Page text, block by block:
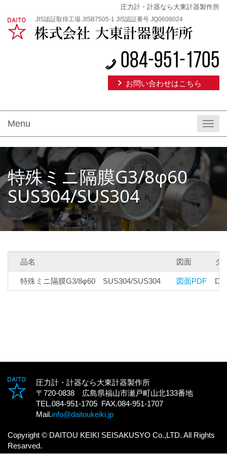
圧力計・計器なら大東計器製作所
JIS認証取得工場 JISB7505-1 JIS認証番号 JQ0608024
084-951-1705
お問い合わせはこちら
Menu
特殊ミニ隔膜G3/8φ60
SUS304/SUS304
品名 図面 タ
特殊ミニ隔膜G3/8φ60 SUS304/SUS304 図面PDF
圧力計・計器なら大東計器製作所
〒720-0838 広島県福山市瀬戸町山北133番地
TEL.084-951-1705 FAX.084-951-1707
Mail.info@daitoukeiki.jp
Copyright © DAITOU KEIKI SEISAKUSYO Co.,LTD. All Rights
Resarved.